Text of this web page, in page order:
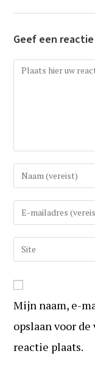
Geef een reactie
Reactie
Vul
uw
(gebruikers)naam
Vul
uw
e-
mail
om
te
reageren
Vul
uw
URL
in
(optioneel)
Mijn naam, e-
opslaan voor
reactie plaats.